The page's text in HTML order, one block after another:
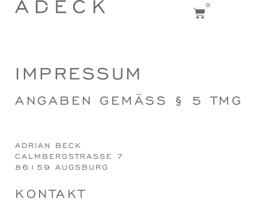
0
IMPRESSUM
ANGABEN GEMÄSS § 5 TMG
ADRIAN BECK
CALMBERGSTRASSE 7
86159 AUGSBURG
KONTAKT